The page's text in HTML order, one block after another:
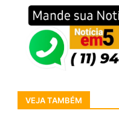
VEJA TAMBÉM